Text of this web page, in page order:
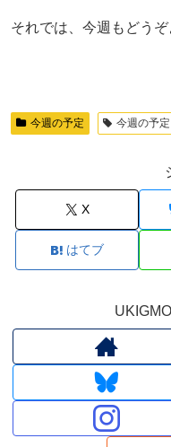
それでは、今週もどう
今週の予定 今週の予定
X
はてブ